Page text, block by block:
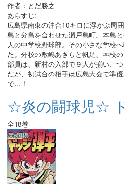
作者：とだ勝之
あらすじ:
広島県南東の沖合10キロに浮かぶ周
島と分島を合わせた瀬戸島町。本島
人の中学校野球部。その小さな学校
た。分校の敷嶋あきらと帆足、本校
部員は、新村の入部で９人が揃い、つ
だが、初試合の相手は広島大会で準
で…！
☆炎の闘球児☆
全18巻